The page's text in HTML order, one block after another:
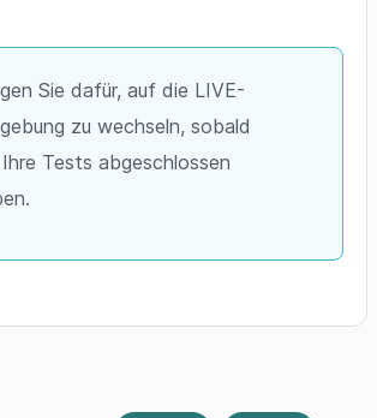
Sie dafür, auf die LIVE-
zu wechseln, sobald
Tests abgeschlossen